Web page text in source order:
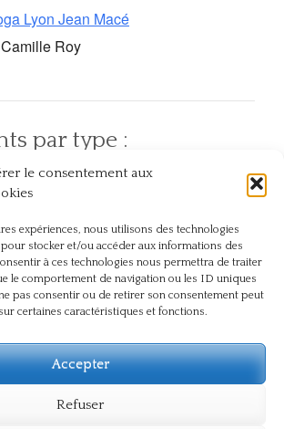
le consentement aux
expériences, nous utilisons des technologies
stocker et/ou accéder aux informations des
à ces technologies nous permettra de traiter
le comportement de navigation ou les ID uniques
pas consentir ou de retirer son consentement peut
certaines caractéristiques et fonctions.
Accepter
Refuser
Lyon Jean Macé
Roy
par type :
Atelier et événement
par thème :
Compassion Dos En plein air Journée
Souffrance SûtraTémoignage